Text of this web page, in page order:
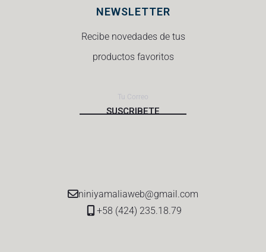
NEWSLETTER
Recibe novedades de tus
productos favoritos
niniyamaliaweb@gmail.com
+58 (424) 235.18.79